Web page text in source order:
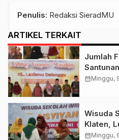
Penulis: Redaksi SieradMU
ARTIKEL TERKAIT
Jumlah
Naik 7%,
calendar_monthMinggu,
Wisuda
Klaten,
calendar_monthMinggu,